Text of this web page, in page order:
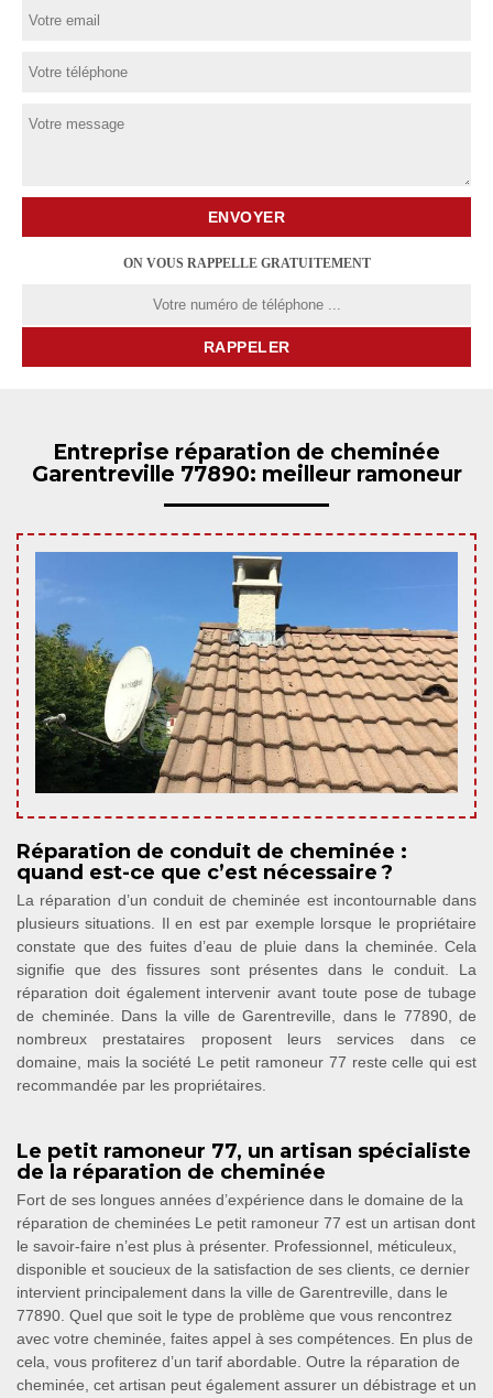
ON VOUS RAPPELLE GRATUITEMENT
Entreprise réparation de cheminée
Garentreville 77890: meilleur ramoneur
Réparation de conduit de cheminée :
quand est-ce que c’est nécessaire ?
La réparation d’un conduit de cheminée est incontournable dans
plusieurs situations. Il en est par exemple lorsque le propriétaire
constate que des fuites d’eau de pluie dans la cheminée. Cela
signifie que des fissures sont présentes dans le conduit. La
réparation doit également intervenir avant toute pose de tubage
de cheminée. Dans la ville de Garentreville, dans le 77890, de
nombreux prestataires proposent leurs services dans ce
domaine, mais la société Le petit ramoneur 77 reste celle qui est
recommandée par les propriétaires.
Le petit ramoneur 77, un artisan spécialiste
de la réparation de cheminée
Fort de ses longues années d’expérience dans le domaine de la
réparation de cheminées Le petit ramoneur 77 est un artisan dont
le savoir-faire n’est plus à présenter. Professionnel, méticuleux,
disponible et soucieux de la satisfaction de ses clients, ce dernier
intervient principalement dans la ville de Garentreville, dans le
77890. Quel que soit le type de problème que vous rencontrez
avec votre cheminée, faites appel à ses compétences. En plus de
cela, vous profiterez d’un tarif abordable. Outre la réparation de
cheminée, cet artisan peut également assurer un débistrage et un